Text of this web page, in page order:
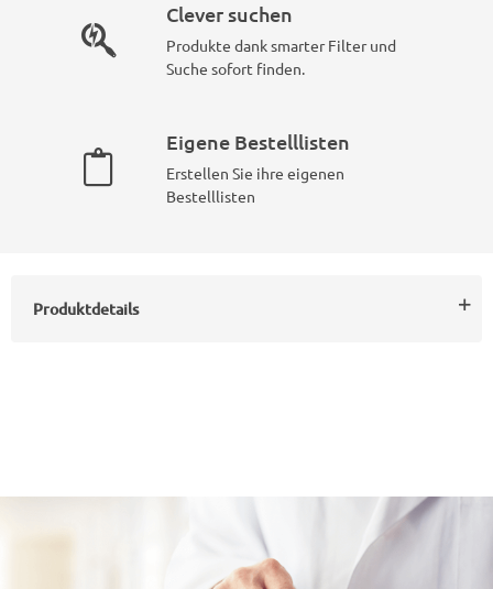
Clever suchen
Produkte dank smarter Filter und
Suche sofort finden.
Eigene Bestelllisten
Erstellen Sie ihre eigenen
Bestelllisten
Produktdetails